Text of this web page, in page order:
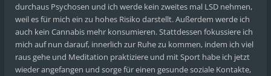
durchaus Psychosen und ich werde kein zweites mal LSD nehmen,
weil es für mich ein zu hohes Risiko darstellt. Außerdem werde ich
auch kein Cannabis mehr konsumieren. Stattdessen fokussiere ich
mich auf nun darauf, innerlich zur Ruhe zu kommen, indem ich viel
raus gehe und Meditation praktiziere und mit Sport habe ich jetzt
wieder angefangen und sorge für einen gesunde soziale Kontakte,